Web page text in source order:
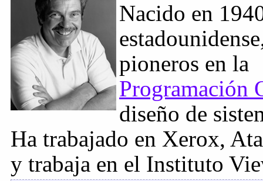
Nacido en
pioneros en la
Programación
diseño de
Ha trabajado en Xerox,
y trabaja en el Instituto